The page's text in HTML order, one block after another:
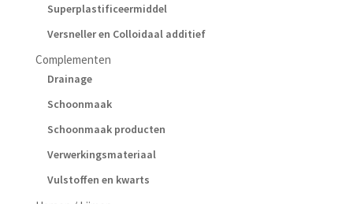
Superplastificeermiddel
Versneller en Colloidaal additief
Complementen
Drainage
Schoonmaak
Schoonmaak producten
Verwerkingsmateriaal
Vulstoffen en kwarts